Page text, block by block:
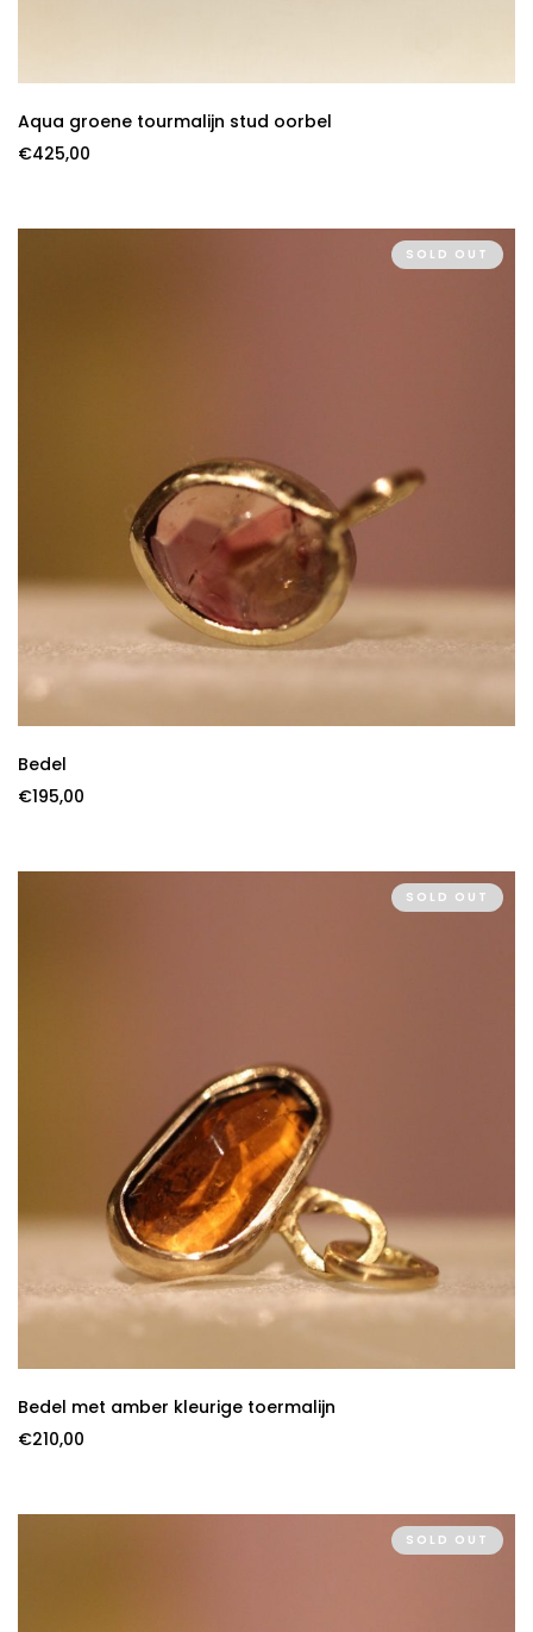
Aqua groene tourmalijn stud oorbel
€425,00
SOLD OUT
Bedel
€195,00
SOLD OUT
Bedel met amber kleurige toermalijn
€210,00
SOLD OUT